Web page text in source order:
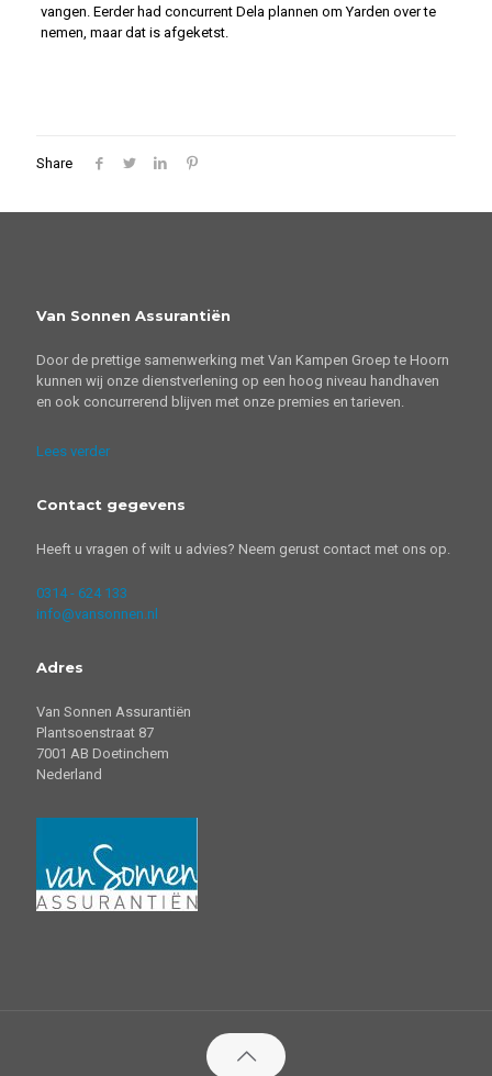
vangen. Eerder had concurrent Dela plannen om Yarden over te
nemen, maar dat is afgeketst.
Share
Van Sonnen Assurantiën
Door de prettige samenwerking met Van Kampen Groep te Hoorn
kunnen wij onze dienstverlening op een hoog niveau handhaven
en ook concurrerend blijven met onze premies en tarieven.
Lees verder
Contact gegevens
Heeft u vragen of wilt u advies? Neem gerust contact met ons op.
0314 - 624 133
info@vansonnen.nl
Adres
Van Sonnen Assurantiën
Plantsoenstraat 87
7001 AB Doetinchem
Nederland